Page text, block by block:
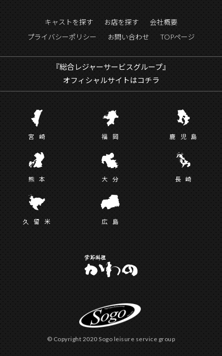
キャストを探す お店を探す
会社概要
プライバシーポリシー
お問い合わせ TOPページ
『総合レジャーサービスグループ』
オフィシャルサイトはコチラ
宮 崎 福 岡 鹿児 島
熊 本 大 分 長崎
久留 米 広 島
© Copyright 2020 Sogo leisure service group